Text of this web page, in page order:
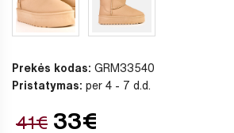
Prekės kodas: GRM33540
Pristatymas: per 4 - 7 d.d.
41€ 33€